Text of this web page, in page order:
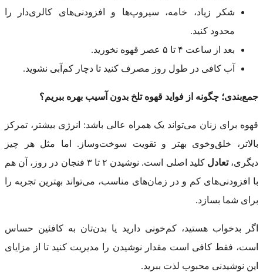
شکر زیاد، خامه، سیروپ‌ها و افزودنی‌های کالری‌دار را
محدود کنید.
بعد از ساعت ۴ تا ۵ عصر قهوه نخورید.
آب کافی در طول روز مصرف کنید تا دچار کم‌آبی نشوید.
جمع‌بندی؛ چگونه از فواید قهوه تلخ بدون آسیب بهره ببریم؟
قهوه برای زنان می‌تواند یک همراه عالی باشد: انرژی بیشتر، تمرکز
بالاتر، خلق‌وخوی بهتر و تقویت سوخت‌وساز. اما مثل هر چیز
دیگری،تعادل
کلید اصلی است. نوشیدن ۲ تا ۳ فنجان در روز، آن هم
با افزودنی‌های کم و در زمان‌های مناسب، می‌تواند بهترین تجربه را
برای شما بسازد.
اگر بدخواب هستید، کم‌خونی دارید یا بدن‌تان به کافئین حساس
است، فقط کافی است مقدار نوشیدن را مدیریت کنید تا از مزایای
این نوشیدنی محبوب لذت ببرید.